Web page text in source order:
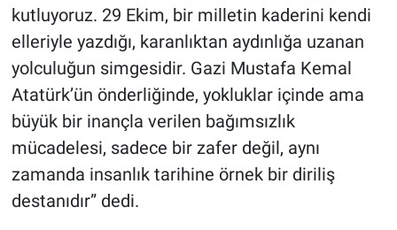
kutluyoruz. 29 Ekim, bir milletin kaderini kendi
elleriyle yazdığı, karanlıktan aydınlığa uzanan
yolculuğun simgesidir. Gazi Mustafa Kemal
Atatürk’ün önderliğinde, yokluklar içinde ama
büyük bir inançla verilen bağımsızlık
mücadelesi, sadece bir zafer değil, aynı
zamanda insanlık tarihine örnek bir diriliş
destanıdır” dedi.